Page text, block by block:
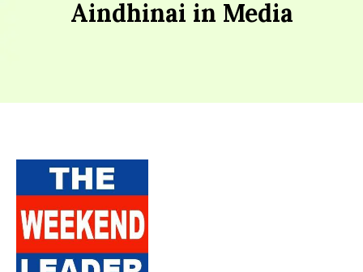
Aindhinai in Media